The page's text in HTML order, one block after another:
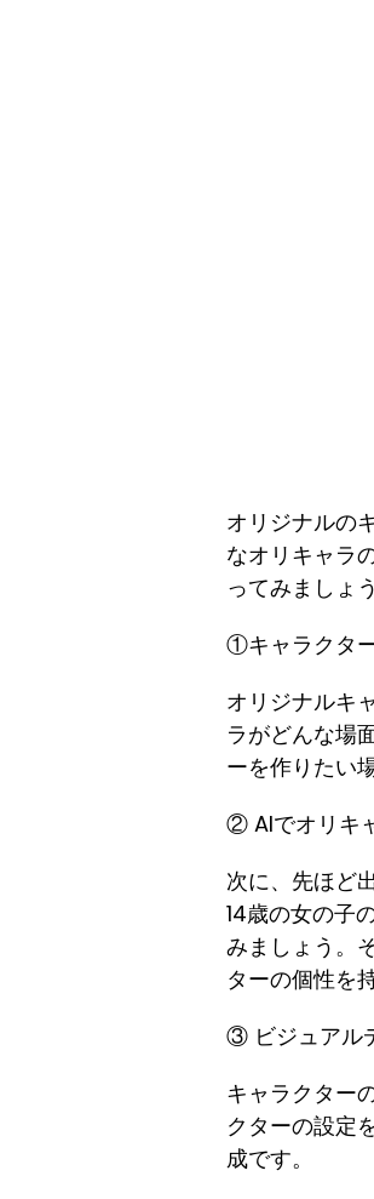
オリジナルの
なオリキャラ
ってみましょ
①キャラクタ
オリジナルキ
ラがどんな場
ーを作りたい
② AIでオリキ
次に、先ほど
14歳の女の子
みましょう。
ターの個性を
③ ビジュアル
キャラクター
クターの設定
成です。